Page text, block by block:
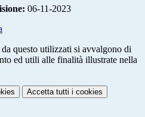
06-11-2023
questo utilizzati si avvalgono di
ed utili alle finalità illustrate nella
Accetta tutti i cookies